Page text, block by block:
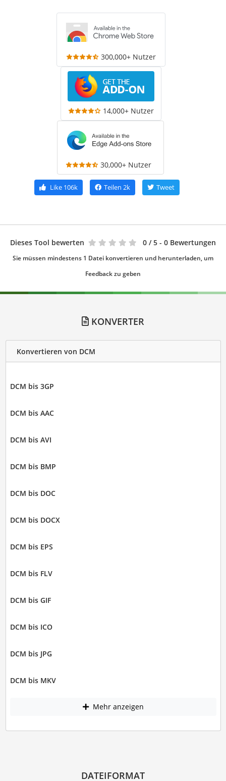
300,000+ Nutzer
14,000+ Nutzer
30,000+ Nutzer
Like 106k Teilen 2k Tweet
Dieses Tool bewerten 0 / 5 - 0 Bewertungen
Sie müssen mindestens 1 Datei konvertieren und herunterladen, um
Feedback zu geben
KONVERTER
Konvertieren von DCM
DCM bis 3GP
DCM bis AAC
DCM bis AVI
DCM bis BMP
DCM bis DOC
DCM bis DOCX
DCM bis EPS
DCM bis FLV
DCM bis GIF
DCM bis ICO
DCM bis JPG
DCM bis MKV
Mehr anzeigen
DATEIFORMAT